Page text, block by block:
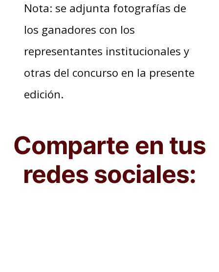
Nota: se adjunta fotografías de
los ganadores con los
representantes institucionales y
otras del concurso en la presente
edición.
Comparte en tus
redes sociales: